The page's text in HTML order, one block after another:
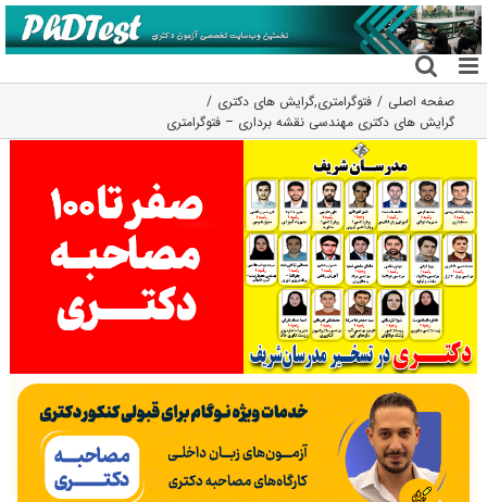
رفتن
به
محتوا
صفحه اصلی فتوگرامتری,گرایش های دکتری
گرایش های دکتری ﻣﻬﻨﺪسی نقشه برداری – ﻓﺘﻮﮔﺮاﻣﺘﺮی